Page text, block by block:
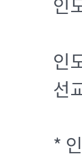
인
인
선
*